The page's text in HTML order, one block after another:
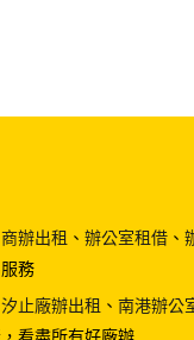
商辦出租 、 辦公室租借、
務
汐止廠辦出租 、 南港辦公